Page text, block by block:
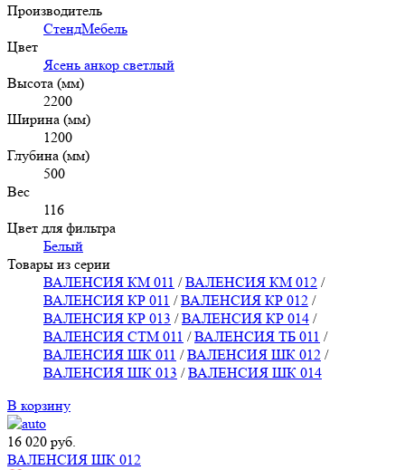
Производитель
СтендМебель
Цвет
Ясень анкор светлый
Высота (мм)
2200
Ширина (мм)
1200
Глубина (мм)
500
Вес
116
Цвет для фильтра
Белый
Товары из серии
ВАЛЕНСИЯ КМ 011 /ВАЛЕНСИЯ КМ 012 /
ВАЛЕНСИЯ КР 011 /ВАЛЕНСИЯ КР 012 /
ВАЛЕНСИЯ КР 013 /ВАЛЕНСИЯ КР 014 /
ВАЛЕНСИЯ СТМ 011 /ВАЛЕНСИЯ ТБ 011 /
ВАЛЕНСИЯ ШК 011 /ВАЛЕНСИЯ ШК 012 /
ВАЛЕНСИЯ ШК 013 /ВАЛЕНСИЯ ШК 014
В корзину
16 020 руб.
ВАЛЕНСИЯ ШК 012